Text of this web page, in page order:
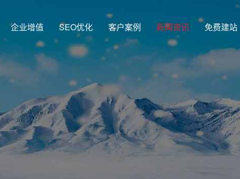
企业增值 SEO优化 客户案例 新闻资讯 免费建站